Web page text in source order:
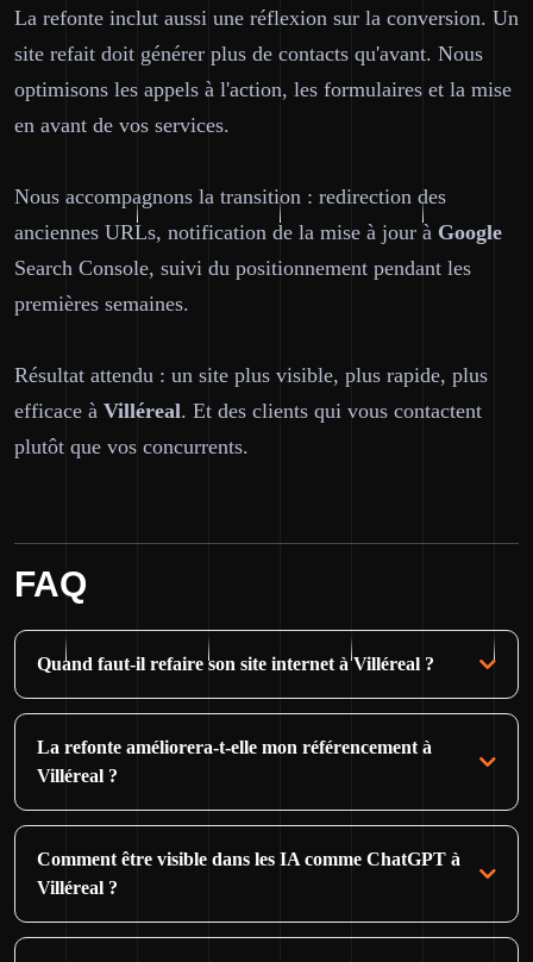
La refonte inclut aussi une réflexion sur la conversion. Un
site refait doit générer plus de contacts qu'avant. Nous
optimisons les appels à l'action, les formulaires et la mise
en avant de vos services.
Nous accompagnons la transition : redirection des
anciennes URLs, notification de la mise à jour à Google
Search Console, suivi du positionnement pendant les
premières semaines.
Résultat attendu : un site plus visible, plus rapide, plus
efficace à Villéreal. Et des clients qui vous contactent
plutôt que vos concurrents.
FAQ
Quand faut-il refaire son site internet à Villéreal ?
La refonte améliorera-t-elle mon référencement à
Villéreal ?
Comment être visible dans les IA comme ChatGPT à
Villéreal ?